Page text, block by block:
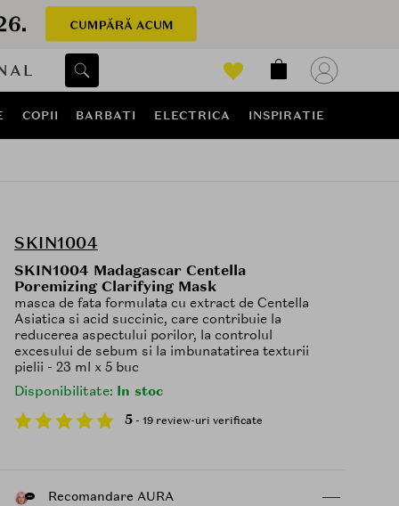
COPII BARBATI ELECTRICA INSPIRATIE
SKIN1004
SKIN1004 Madagascar Centella
Poremizing Clarifying Mask
masca de fata formulata cu extract de Centella
Asiatica si acid succinic, care contribuie la
reducerea aspectului porilor, la controlul
excesului de sebum si la imbunatatirea texturii
pielii - 23 ml x 5 buc
Disponibilitate: In stoc
5 - 19 review-uri verificate
Recomandare AURA